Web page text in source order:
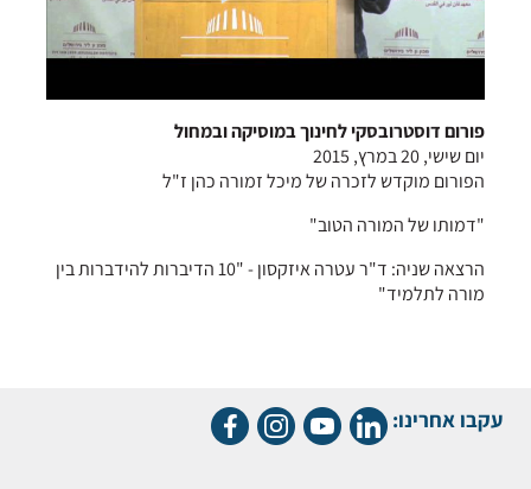
פורום דוסטרובסקי לחינוך במוסיקה ובמחול
יום שישי, 20 במרץ, 2015
הפורום מוקדש לזכרה של מיכל זמורה כהן ז"ל
"דמותו של המורה הטוב"
הרצאה שניה: ד"ר עטרה איזקסון - "10 הדיברות להידברות בין
מורה לתלמיד"
עקבו אחרינו: